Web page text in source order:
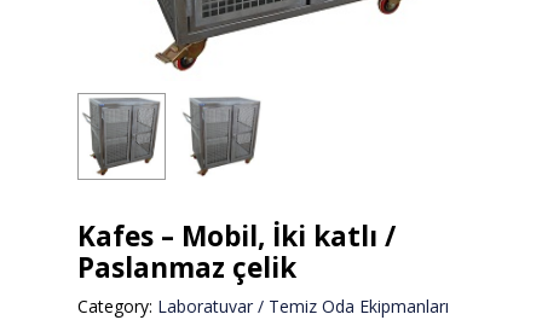
Kafes – Mobil, İki katlı /
Paslanmaz çelik
Category: Laboratuvar / Temiz Oda Ekipmanları